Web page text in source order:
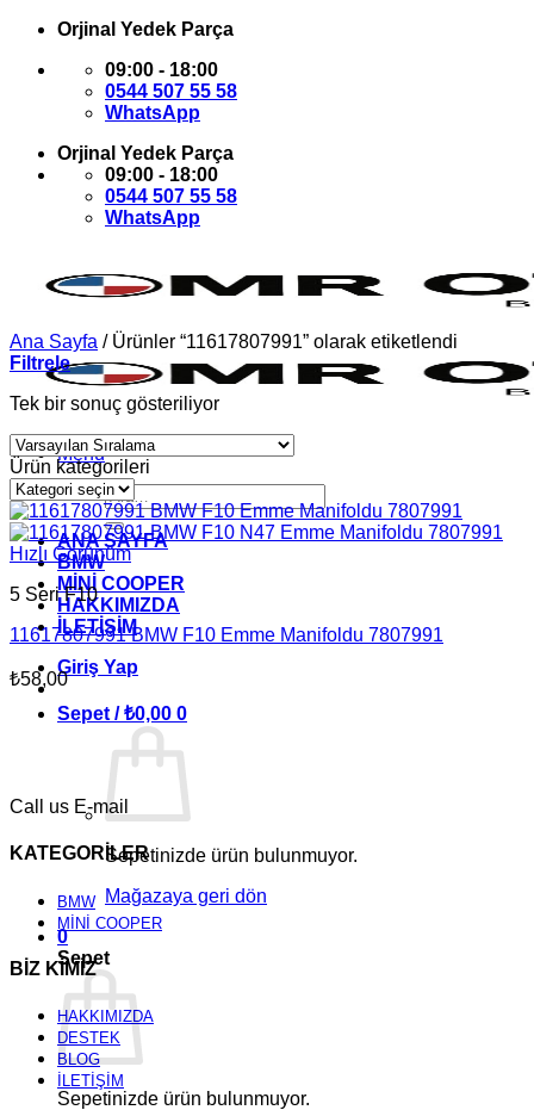
İçeriğeOrjinal Yedek Parça
09:00 - 18:00
0544 507 55 58
WhatsApp
Orjinal Yedek Parça
09:00 - 18:00
0544 507 55 58
WhatsApp
Menü
Ara:
ANA SAYFA
BMW
MİNİ COOPER
HAKKIMIZDA
İLETİŞİM
Giriş Yap
Sepet /₺0,00 0
Sepetinizde ürün bulunmuyor.
Mağazaya geri dön
0
Sepet
Sepetinizde ürün bulunmuyor.
Ana Sayfa /Ürünler “11617807991” olarak etiketlendi
Filtrele
Tek bir sonuç gösteriliyor
Ürün kategorileri
Hızlı Görünüm
5 Seri F10
11617807991 BMW F10 Emme Manifoldu 7807991
₺58,00
Call us E-mail
KATEGORİLER
BMW
MİNİ COOPER
BİZ KİMİZ
HAKKIMIZDA
DESTEK
BLOG
İLETİŞİM